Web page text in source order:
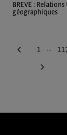
BREVE :
géographiques
chevron_left 1 …
chevron_right